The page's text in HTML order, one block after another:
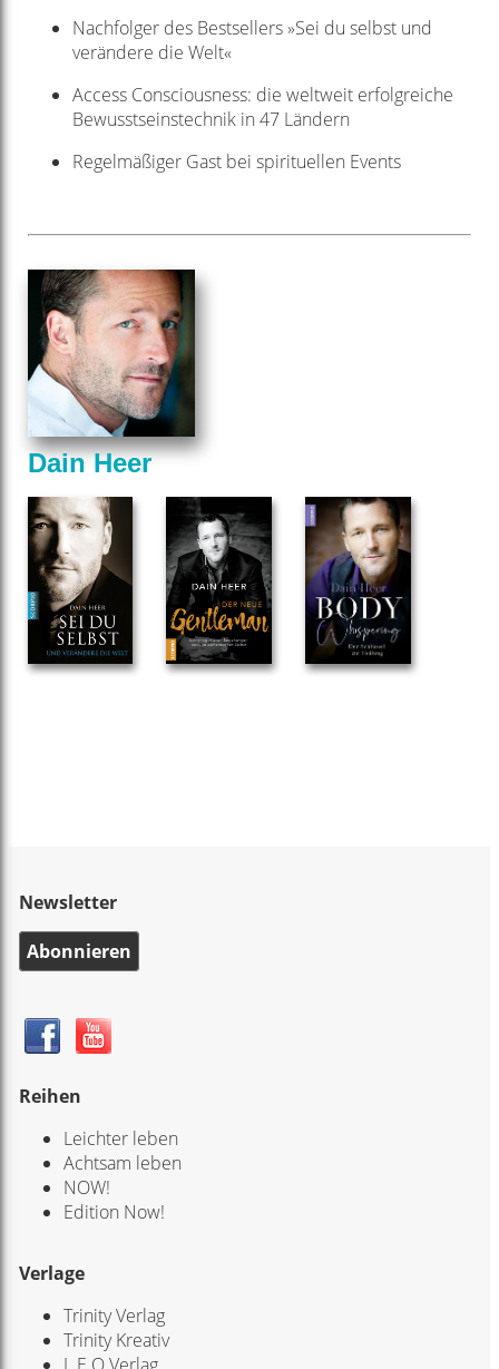
Nachfolger des Bestsellers »Sei du selbst und
verändere die Welt«
Access Consciousness: die weltweit erfolgreiche
Bewusstseinstechnik in 47 Ländern
Regelmäßiger Gast bei spirituellen Events
Dain Heer
Newsletter
Abonnieren
Reihen
Leichter leben
Achtsam leben
NOW!
Edition Now!
Verlage
Trinity Verlag
Trinity Kreativ